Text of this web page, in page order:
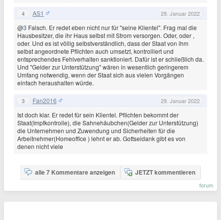
4 AS1 29. Januar 2022
@3 Falsch. Er redet eben nicht nur für "seine Klientel". Frag mal die
Hausbesitzer, die ihr Haus selbst mit Strom versorgen. Oder, oder ,
oder. Und es ist völlig selbstverständlich, dass der Staat von ihm
selbst angeordnete Pflichten auch umsetzt, kontrolliert und
entsprechendes Fehlverhalten sanktioniert. Dafür ist er schließlich da.
Und "Gelder zur Unterstützung" wären in wesentlich geringerem
Umfang notwendig, wenn der Staat sich aus vielen Vorgängen
einfach heraushalten würde.
3 Fan2016 29. Januar 2022
Ist doch klar. Er redet für sein Klientel. Pflichten bekommt der
Staat(Impfkontrolle), die Sahnehäubchen(Gelder zur Unterstützung)
die Unternehmen und Zuwendung und Sicherheiten für die
Arbeitnehmer(Homeoffice ) lehnt er ab. Gottseidank gibt es von
denen nicht viele
alle 7 Kommentare anzeigen JETZT kommentieren
forum